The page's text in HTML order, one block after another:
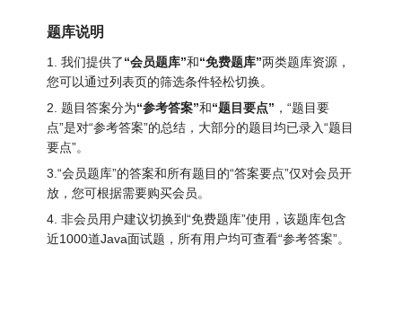
题库说明
1. 我们提供了“会员题库”和“免费题库”两类题库资源，
您可以通过列表页的筛选条件轻松切换。
2. 题目答案分为“参考答案”和“题目要点” ，“题目要
点”是对“参考答案”的总结，大部分的题目均已录入“题目
要点”。
3.“会员题库”的答案和所有题目的“答案要点”仅对会员开
放，您可根据需要购买会员。
4. 非会员用户建议切换到“免费题库”使用，该题库包含
近1000道Java面试题 ，所有用户均可查看“参考答案”。